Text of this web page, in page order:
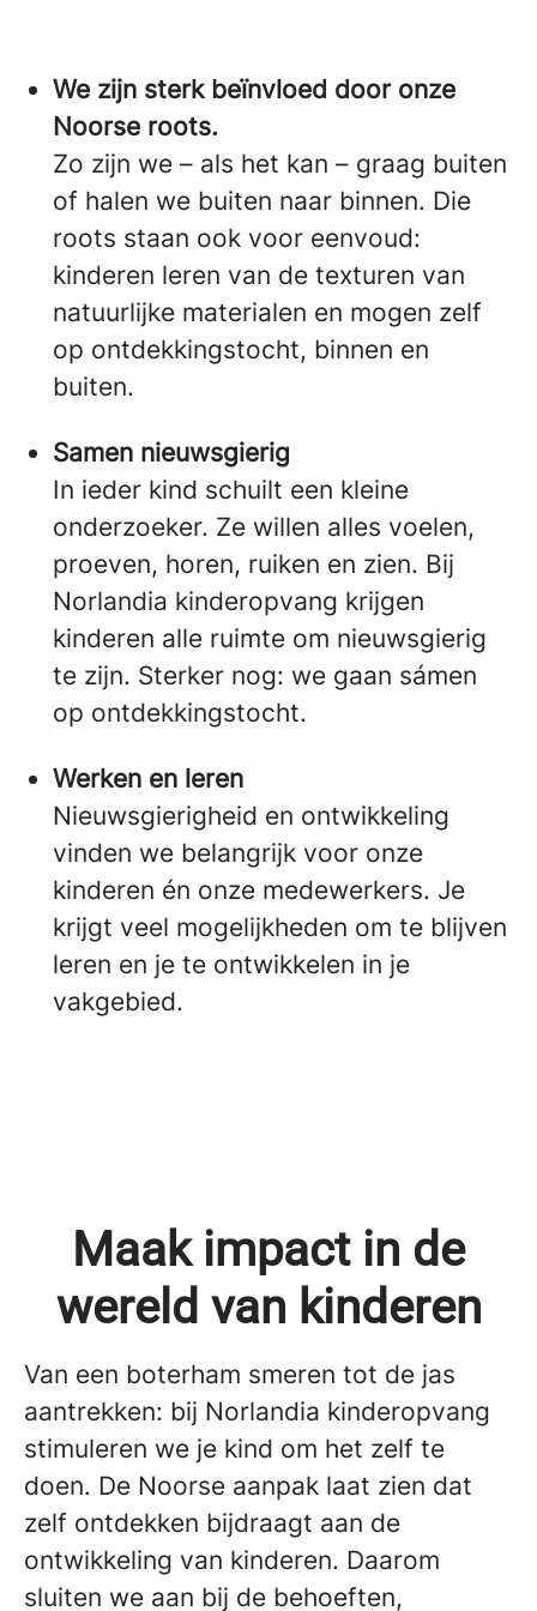
We zijn sterk beïnvloed door onze
Noorse roots.
Zo zijn we – als het kan – graag buiten
of halen we buiten naar binnen. Die
roots staan ook voor eenvoud:
kinderen leren van de texturen van
natuurlijke materialen en mogen zelf
op ontdekkingstocht, binnen en
buiten.
Samen nieuwsgierig
In ieder kind schuilt een kleine
onderzoeker. Ze willen alles voelen,
proeven, horen, ruiken en zien. Bij
Norlandia kinderopvang krijgen
kinderen alle ruimte om nieuwsgierig
te zijn. Sterker nog: we gaan sámen
op ontdekkingstocht.
Werken en leren
Nieuwsgierigheid en ontwikkeling
vinden we belangrijk voor onze
kinderen én onze medewerkers. Je
krijgt veel mogelijkheden om te blijven
leren en je te ontwikkelen in je
vakgebied.
Maak impact in de
wereld van kinderen
Van een boterham smeren tot de jas
aantrekken: bij Norlandia kinderopvang
stimuleren we je kind om het zelf te
doen. De Noorse aanpak laat zien dat
zelf ontdekken bijdraagt aan de
ontwikkeling van kinderen. Daarom
sluiten we aan bij de behoeften,